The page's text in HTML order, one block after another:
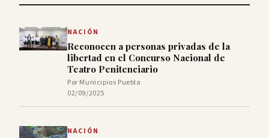
NACIÓN
Reconocen a personas privadas de la
libertad en el Concurso Nacional de
Teatro Penitenciario
Por Municipios Puebla
02/09/2025
NACIÓN